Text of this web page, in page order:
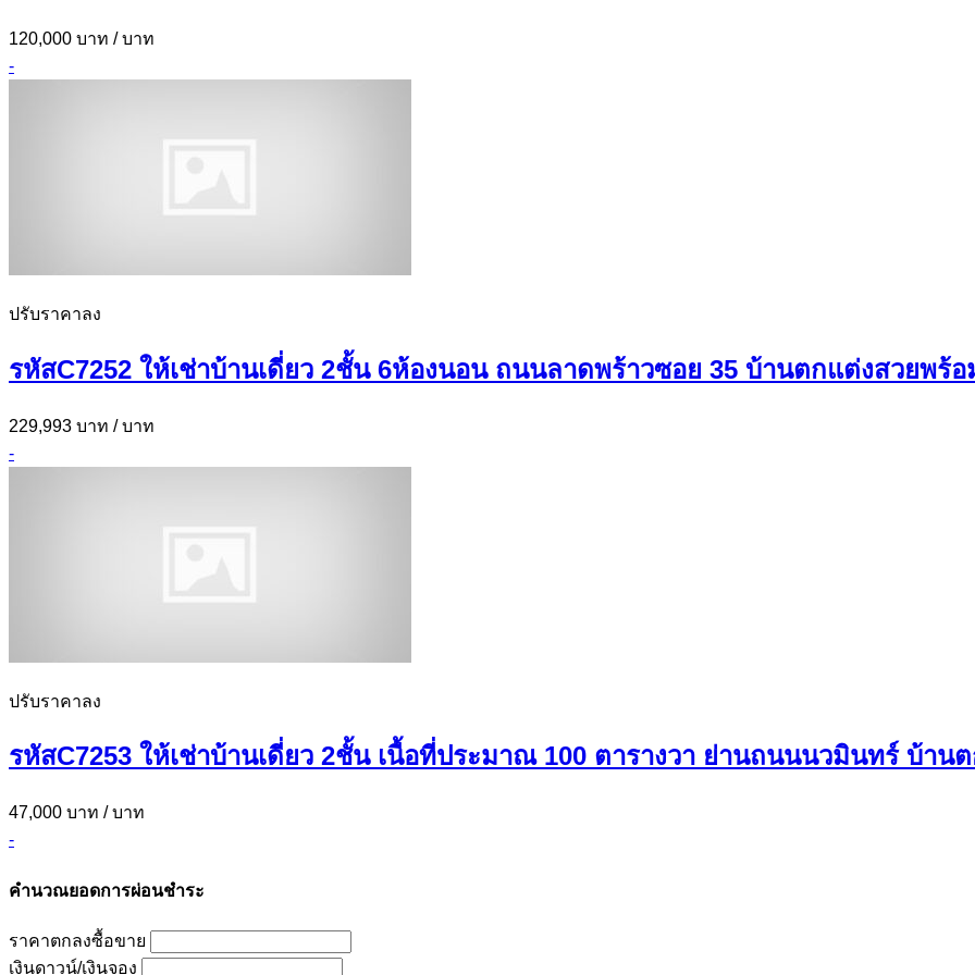
120,000 บาท / บาท
-
ปรับราคาลง
รหัสC7252 ให้เช่าบ้านเดี่ยว 2ชั้น 6ห้องนอน ถนนลาดพร้าวซอย 35 บ้านตกแต่งสวยพร้อ
229,993 บาท / บาท
-
ปรับราคาลง
รหัสC7253 ให้เช่าบ้านเดี่ยว 2ชั้น เนื้อที่ประมาณ 100 ตารางวา ย่านถนนนวมินทร์ บ้าน
47,000 บาท / บาท
-
คำนวณยอดการผ่อนชำระ
ราคาตกลงซื้อขาย
เงินดาวน์/เงินจอง